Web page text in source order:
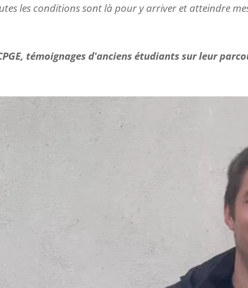
les conditions sont là pour y arriver et atteindre
témoignages d'anciens étudiants sur leur